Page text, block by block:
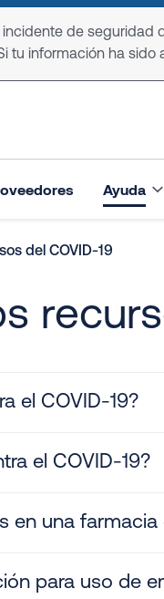
de seguridad
tu información ha
Ayuda
del COVID-19
el COVID-19?
el COVID-19?
en una
para uso de